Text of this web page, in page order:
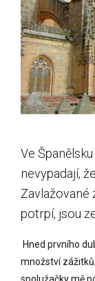
Ve
nevypadají,
Zavlažované
potrpí, jsou
Hned prvního
množství